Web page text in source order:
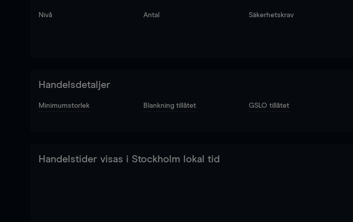
Nivå Antal Säkerhetskrav
Handelsdetaljer
Minimumstorlek Blankning tillåtet GSLO tillåtet
Handelstider visas i Stockholm lokal tid